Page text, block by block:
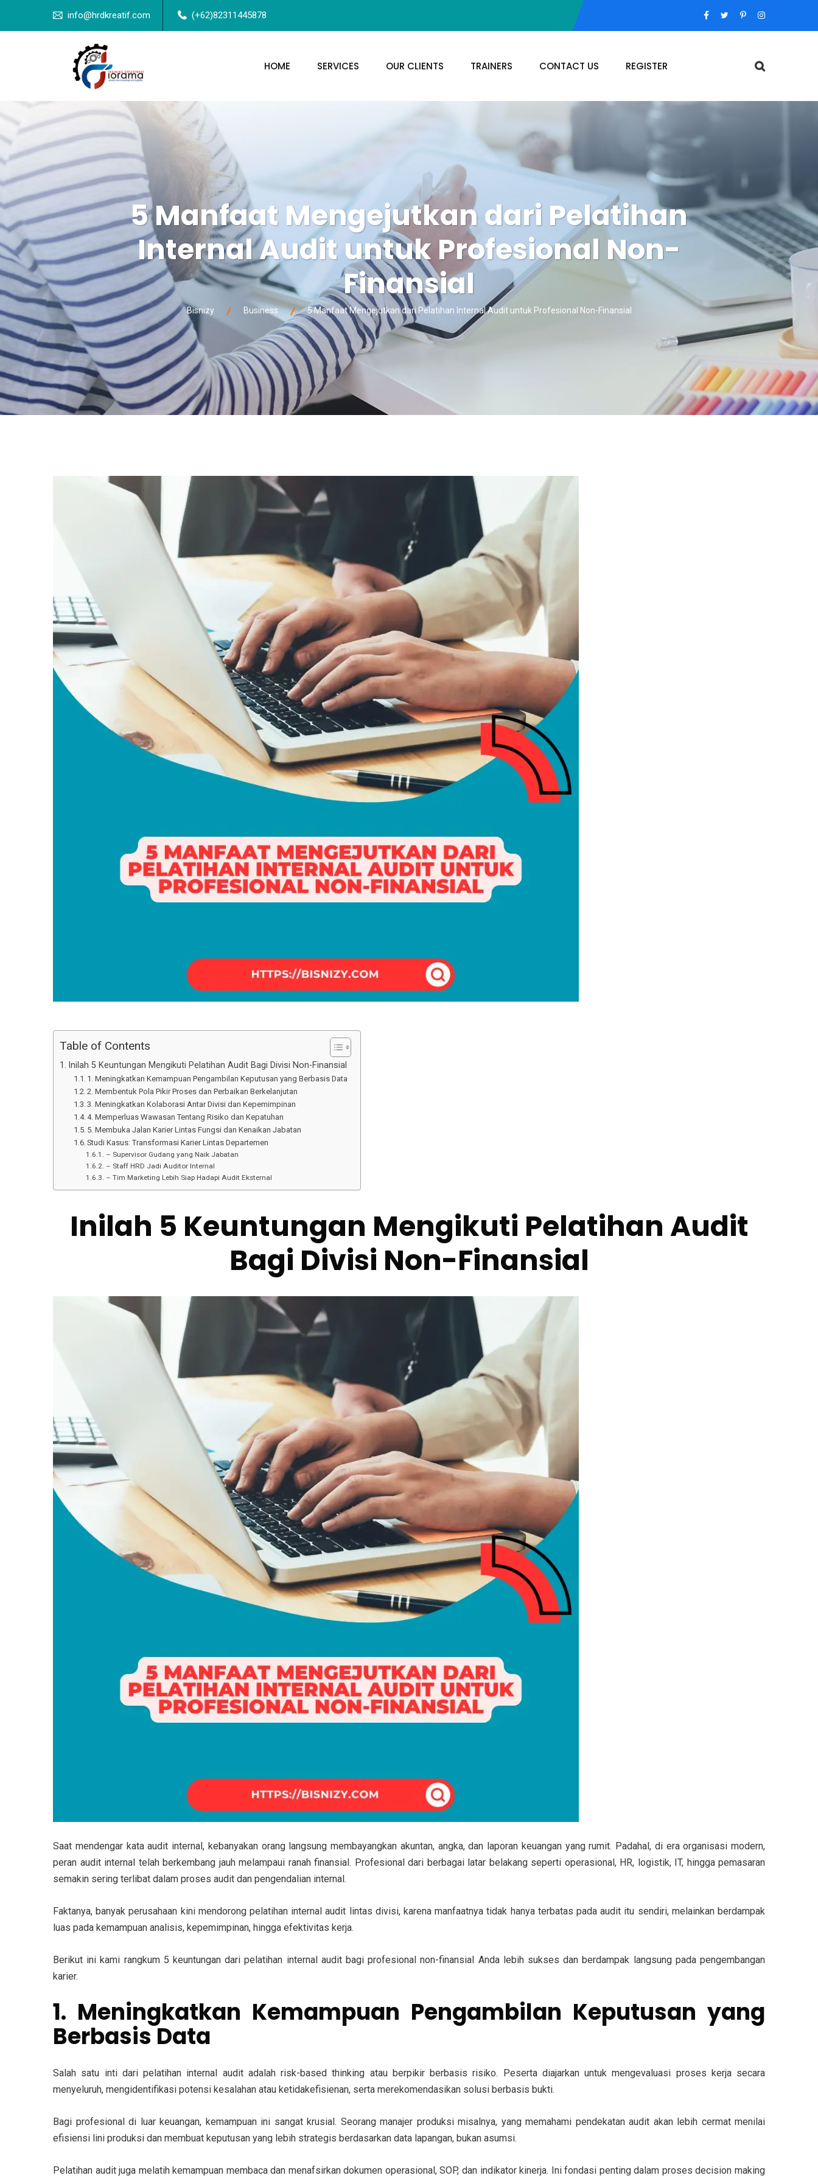
info@hrdkreatif.com (+62)82311445878
HOME SERVICES OUR CLIENTS TRAINERS CONTACT US REGISTER
5 Manfaat Mengejutkan dari Pelatihan
Internal Audit untuk Profesional Non-
Finansial
Bisnizy Business 5 Manfaat Mengejutkan dari Pelatihan Internal Audit untuk Profesional Non-Finansial
Table of Contents
Inilah 5 Keuntungan Mengikuti Pelatihan Audit Bagi Divisi Non-Finansial
1. Meningkatkan Kemampuan Pengambilan Keputusan yang Berbasis Data
2. Membentuk Pola Pikir Proses dan Perbaikan Berkelanjutan
3. Meningkatkan Kolaborasi Antar Divisi dan Kepemimpinan
4. Memperluas Wawasan Tentang Risiko dan Kepatuhan
5. Membuka Jalan Karier Lintas Fungsi dan Kenaikan Jabatan
Studi Kasus: Transformasi Karier Lintas Departemen
– Supervisor Gudang yang Naik Jabatan
– Staff HRD Jadi Auditor Internal
– Tim Marketing Lebih Siap Hadapi Audit Eksternal
Inilah 5 Keuntungan Mengikuti Pelatihan Audit
Bagi Divisi Non-Finansial
Saat mendengar kata audit internal, kebanyakan orang langsung membayangkan akuntan, angka, dan laporan keuangan yang rumit. Padahal, di era organisasi modern,
peran audit internal telah berkembang jauh melampaui ranah finansial. Profesional dari berbagai latar belakang seperti operasional, HR, logistik, IT, hingga pemasaran
semakin sering terlibat dalam proses audit dan pengendalian internal.
Faktanya, banyak perusahaan kini mendorong pelatihan internal audit lintas divisi, karena manfaatnya tidak hanya terbatas pada audit itu sendiri, melainkan berdampak
luas pada kemampuan analisis, kepemimpinan, hingga efektivitas kerja.
Berikut ini kami rangkum 5 keuntungan dari pelatihan internal audit bagi profesional non-finansial Anda lebih sukses dan berdampak langsung pada pengembangan
karier.
1. Meningkatkan Kemampuan Pengambilan Keputusan yang
Berbasis Data
Salah satu inti dari pelatihan internal audit adalah risk-based thinking atau berpikir berbasis risiko. Peserta diajarkan untuk mengevaluasi proses kerja secara
menyeluruh, mengidentifikasi potensi kesalahan atau ketidakefisienan, serta merekomendasikan solusi berbasis bukti.
Bagi profesional di luar keuangan, kemampuan ini sangat krusial. Seorang manajer produksi misalnya, yang memahami pendekatan audit akan lebih cermat menilai
efisiensi lini produksi dan membuat keputusan yang lebih strategis berdasarkan data lapangan, bukan asumsi.
Pelatihan audit juga melatih kemampuan membaca dan menafsirkan dokumen operasional, SOP, dan indikator kinerja. Ini fondasi penting dalam proses decision making